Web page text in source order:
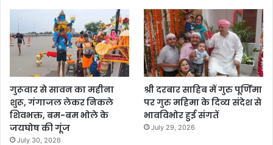
गुरूवार से सावन का महीना
शुरू, गंगाजल लेकर निकले
शिवभक्त, बम-बम भोले के
जयघोष की गूंज
July 30, 2026
श्री दरबार साहिब में गुरु पूर्णिमा
पर गुरु महिमा के दिव्य संदेश से
भावविभोर हुई संगतें
July 29, 2026